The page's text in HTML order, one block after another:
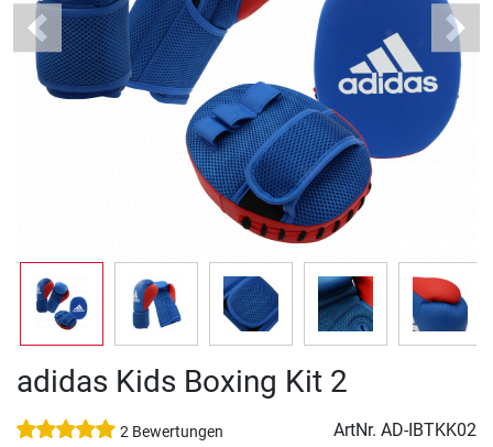
Previous Next
adidas Kids Boxing Kit 2
2 Bewertungen ArtNr. AD-IBTKK02